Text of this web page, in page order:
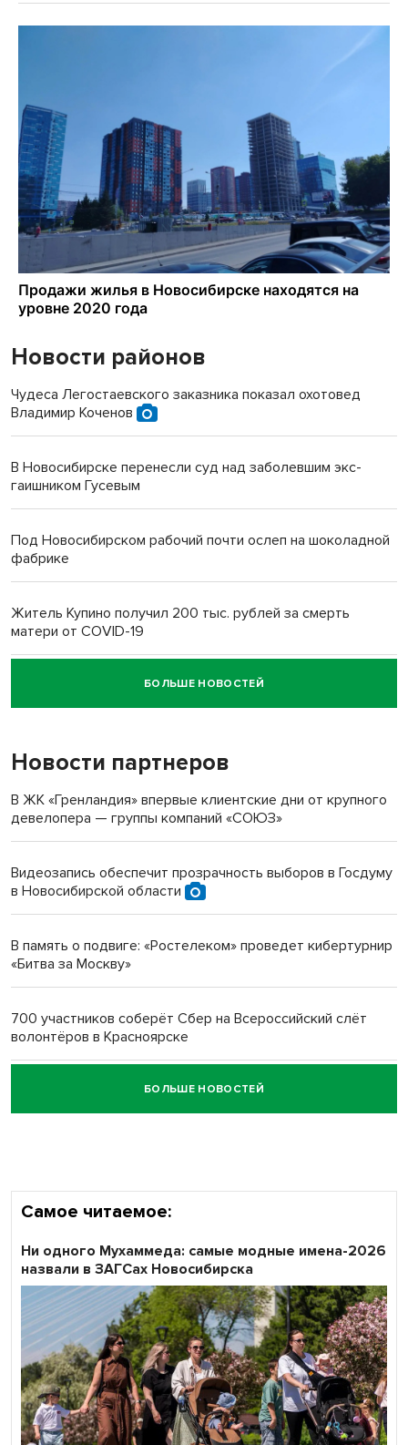
Новости районов
Чудеса Легостаевского заказника показал охотовед
Владимир Коченов
В Новосибирске перенесли суд над заболевшим экс-
гаишником Гусевым
Под Новосибирском рабочий почти ослеп на шоколадной
фабрике
Житель Купино получил 200 тыс. рублей за смерть
матери от COVID-19
Новосибирский суд наказал водителя за смерть
пенсионерки на вокзале
«Мы живём на пастбище!»: в новосибирском селе лошади
терроризируют жителей
Новосибирский преподаватель с женой вошли в топ-16
БОЛЬШЕ НОВОСТЕЙ
Новости партнеров
В ЖК «Гренландия» впервые клиентские дни от крупного
девелопера — группы компаний «СОЮЗ»
Видеозапись обеспечит прозрачность выборов в Госдуму
в Новосибирской области
В память о подвиге: «Ростелеком» проведет кибертурнир
«Битва за Москву»
700 участников соберёт Сбер на Всероссийский слёт
волонтёров в Красноярске
Честный выбор: видеонаблюдение обеспечит
объективность результатов ЕДГ в Новосибирской
БОЛЬШЕ НОВОСТЕЙ
Самое читаемое:
Ни одного Мухаммеда: самые модные имена-2026
назвали в ЗАГСах Новосибирска